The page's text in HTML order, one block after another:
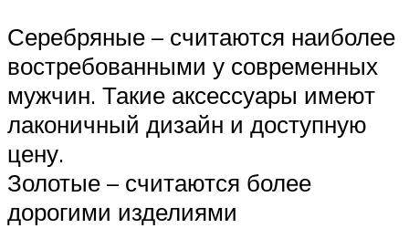
Серебряные – считаются наиболее
востребованными у современных
мужчин. Такие аксессуары имеют
лаконичный дизайн и доступную
цену.
Золотые – считаются более
дорогими изделиями